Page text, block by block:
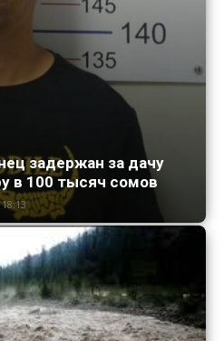
задержан за дачу
в 100 тысяч сомов